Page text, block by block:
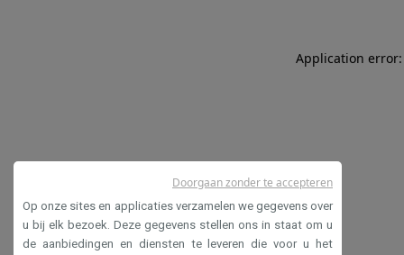
Application
Op onze sites en applicaties verzamelen we gegevens over
u bij elk bezoek. Deze gegevens stellen ons in staat om u
de aanbiedingen en diensten te leveren die voor u het
Doorgaan zonder te accepteren